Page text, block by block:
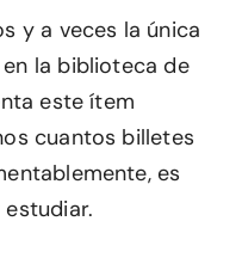
y a veces la única
la biblioteca de
este ítem
cuantos billetes
es